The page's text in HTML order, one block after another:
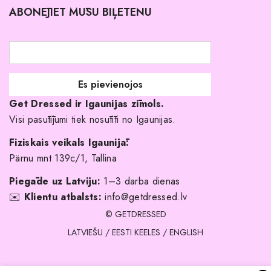
Atgriešanas politika
Līgavas družiņu kleitas
Veikali
Kāpēc izvēlēties mūs?
ABONĒJIET MŪSU BIĻETENU
Get Dressed ir Igaunijas zīmols.
Visi pasūtījumi tiek nosūtīti no Igaunijas.
Fiziskais veikals Igaunijā:
Pärnu mnt 139c/1, Tallina
Piegāde uz Latviju: 1–3 darba dienas
✉️ Klientu atbalsts: info@getdressed.lv
© GETDRESSED
LATVIEŠU / EESTI KEELES / ENGLISH